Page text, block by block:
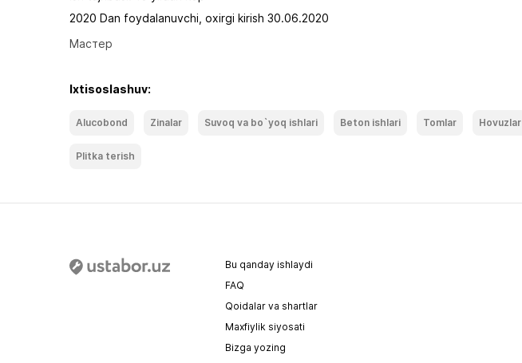
2020 Dan foydalanuvchi, oxirgi kirish 30.06.2020
Мастер
Ixtisoslashuv:
Alucobond Zinalar Suvoq va bo`yoq ishlari Beton ishlari Tomlar Hovuzlar
Plitka terish
Bu qanday ishlaydi
FAQ
Qoidalar va shartlar
Maxfiylik siyosati
Bizga yozing